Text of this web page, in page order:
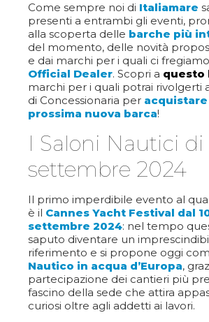
Come sempre noi di Italiamare
presenti a entrambi gli eventi,
alla scoperta delle barche più
del momento, delle novità
e dai marchi per i quali ci
Official Dealer. Scopri a questo
marchi per i quali potrai rivolgerti
di Concessionaria per
prossima nuova barca!
I Saloni Nautici di
settembre 2024
Il primo imperdibile evento al
è il Cannes Yacht Festival dal
settembre 2024: nel tempo
saputo diventare un
riferimento e si propone oggi
Nautico in acqua d’Europa,
partecipazione dei cantieri più
fascino della sede che attira
curiosi oltre agli addetti ai lavori.